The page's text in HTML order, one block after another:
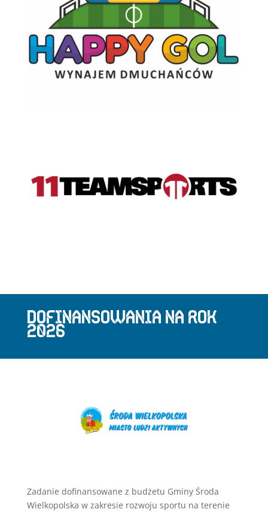
DOFINANSOWANIA NA ROK
2026
Zadanie dofinansowane z budżetu Gminy Środa
Wielkopolska w zakresie rozwoju sportu na terenie